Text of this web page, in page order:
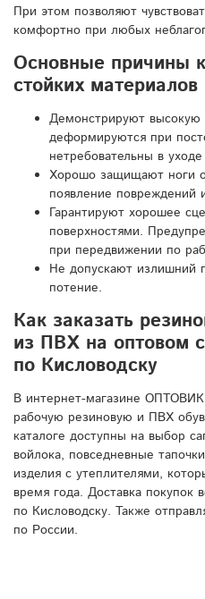
При этом позволяют
комфортно при любых
Основные причины
стойких материалов
Демонстрируют высокую
деформируются при
нетребовательны в
Хорошо защищают ноги
появление повреждений
Гарантируют хорошее
поверхностями.
при передвижении по
Не допускают излишний
потение.
Как заказать
из ПВХ на оптовом
по Кисловодску
В интернет-магазине
рабочую резиновую и ПВХ
каталоге доступны на выбор
войлока, повседневные
изделия с утеплителями,
время года. Доставка
по Кисловодску. Также
по России.